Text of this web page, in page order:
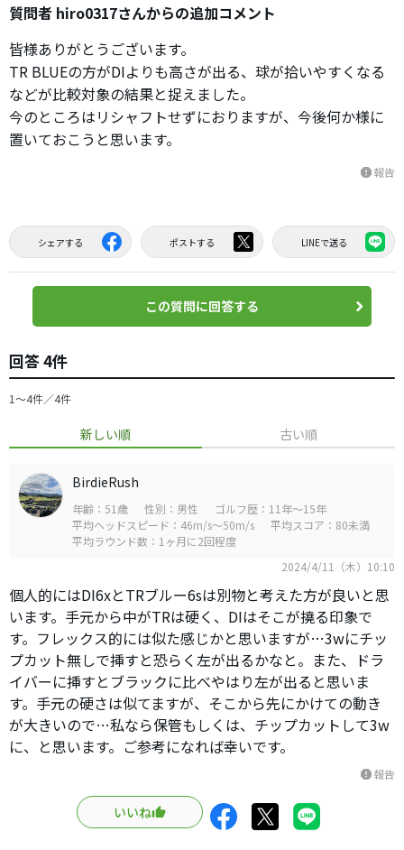
質問者 hiro0317さんからの追加コメント
皆様ありがとうございます。
TR BLUEの方がDIよりも高さが出る、球が拾いやすくなる
などが比較対象の結果と捉えました。
今のところはリシャフトせずにおりますが、今後何か様に
置いておこうと思います。
report報告
シェアする ポストする LINEで送る
この質問に回答する
回答 4件
1〜4件／4件
新しい順 古い順
BirdieRush
年齢：51歳 性別：男性
ゴルフ歴：11年～15年
平均ヘッドスピード：46m/s～50m/s
平均スコア：80未満
平均ラウンド数：1ヶ月に2回程度
2024/4/11（木）10:10
個人的にはDI6xとTRブルー6sは別物と考えた方が良いと思
います。手元から中がTRは硬く、DIはそこが撓る印象で
す。フレックス的には似た感じかと思いますが…3wにチッ
プカット無しで挿すと恐らく左が出るかなと。また、ドラ
イバーに挿すとブラックに比べやはり左が出ると思いま
す。手元の硬さは似てますが、そこから先にかけての動き
が大きいので…私なら保管もしくは、チップカットして3w
に、と思います。ご参考になれば幸いです。
report報告
いいね